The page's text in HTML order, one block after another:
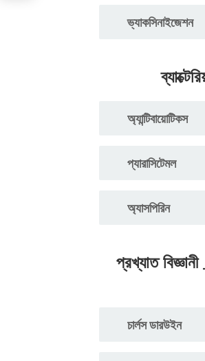
ভ্যাকসিনাইজেশন
অ্যান্টিবায়োটিকস
প্যারাসিটেমল
অ্যাসপিরিন
প্রখ্যাত
চার্লস ডারউইন